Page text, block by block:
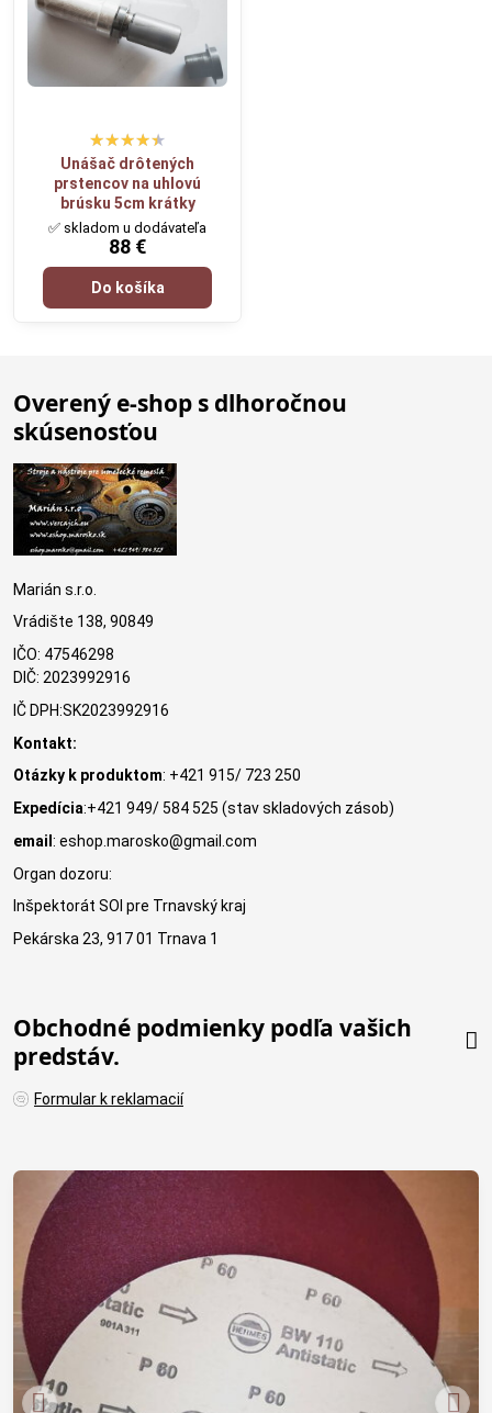
Unášač drôtených
prstencov na uhlovú
brúsku 5cm krátky
✅ skladom u dodávateľa
88 €
Do košíka
Overený e-shop s dlhoročnou
skúsenosťou
Marián s.r.o.
Vrádište 138, 90849
IČO: 47546298
DIČ: 2023992916
IČ DPH:SK2023992916
Kontakt:
Otázky k produktom: +421 915/ 723 250
Expedícia:+421 949/ 584 525 (stav skladových zásob)
email : eshop.marosko@gmail.com
Organ dozoru:
Inšpektorát SOI pre Trnavský kraj
Pekárska 23, 917 01 Trnava 1
Obchodné podmienky podľa vašich
predstáv.
Formular k reklamacií